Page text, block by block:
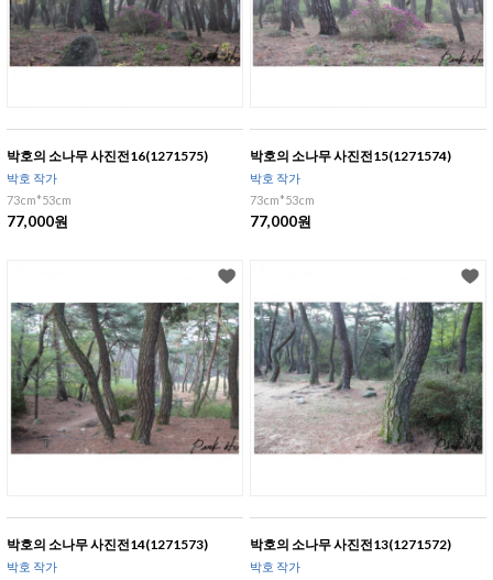
박호의 소나무 사진전16(1271575)
박호 작가
73cm*53cm
77,000원
박호의 소나무 사진전15(1271574)
박호 작가
73cm*53cm
77,000원
박호의 소나무 사진전14(1271573)
박호 작가
박호의 소나무 사진전13(1271572)
박호 작가